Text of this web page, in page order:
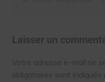
Laisser un
Votre adresse e-mail ne
obligatoires sont indiqués